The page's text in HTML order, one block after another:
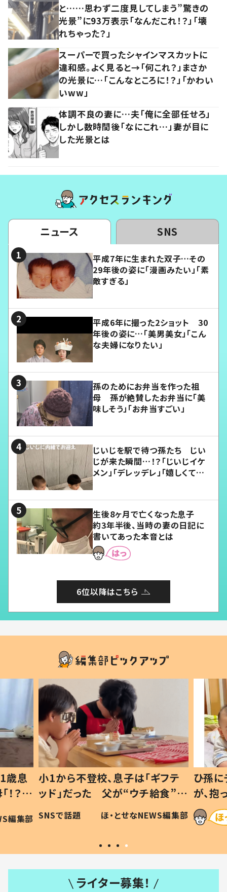
と……思わず二度見してしまう”驚きの
光景”に93万表示「なんだこれ！？」「壊
れちゃった？」
スーパーで買ったシャインマスカットに
違和感。よく見ると→「何これ？」まさか
の光景に…「こんなところに！？」「かわい
いww」
体調不良の妻に…夫「俺に全部任せろ」
しかし数時間後「なにこれ…」妻が目に
した光景とは
ニュース SNS
平成7年に生まれた双子…その
29年後の姿に「漫画みたい」「素
敵すぎる」
平成6年に撮った2ショット 30
年後の姿に…「美男美女」「こん
な夫婦になりたい」
孫のためにお弁当を作った祖
母 孫が絶賛したお弁当に「美
味しそう」「お弁当すごい」
じいじを駅で待つ孫たち じい
じが来た瞬間…！？「じいじイケ
メン」「デレッデレ」「嬉しくて可
生後8ヶ月で亡くなった息子
約3年半後、当時の妻の日記に
書いてあった本音とは
6位以降はこちら
歳息
？」
編集部
小1から不登校、息子は「ギフテ
ッド」だった 父が“ウチ給食”を
作り続ける理由とは #令和の親
#令和の子
SNSで話題 ほ・とせなNEWS編集部
ひ孫
が、
「涙が
い」
ライター募集！